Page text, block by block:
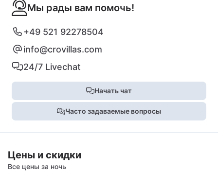
Мы рады вам помочь!
+49 521 92278504
info@crovillas.com
24/7 Livechat
Начать чат
Часто задаваемые вопросы
Цены и скидки
Все цены за ночь